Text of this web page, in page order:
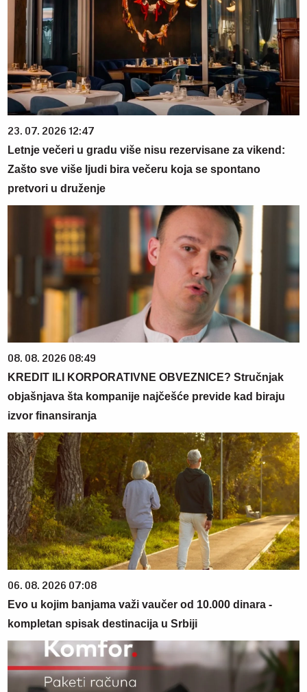
23. 07. 2026 12:47
Letnje večeri u gradu više nisu rezervisane za vikend:
Zašto sve više ljudi bira večeru koja se spontano
pretvori u druženje
08. 08. 2026 08:49
KREDIT ILI KORPORATIVNE OBVEZNICE? Stručnjak
objašnjava šta kompanije najčešće previde kad biraju
izvor finansiranja
06. 08. 2026 07:08
Evo u kojim banjama važi vaučer od 10.000 dinara -
kompletan spisak destinacija u Srbiji